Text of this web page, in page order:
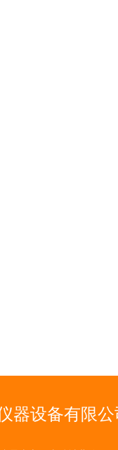
器设备有限公